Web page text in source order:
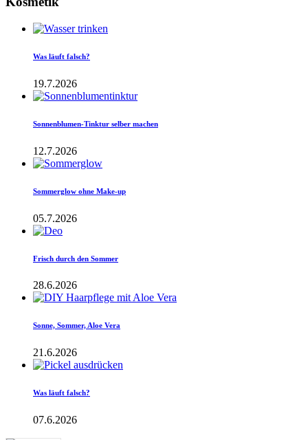
Was läuft falsch?
19.7.2026
Sonnenblumen-Tinktur selber machen
12.7.2026
Sommerglow ohne Make-up
05.7.2026
Frisch durch den Sommer
28.6.2026
Sonne, Sommer, Aloe Vera
21.6.2026
Was läuft falsch?
07.6.2026